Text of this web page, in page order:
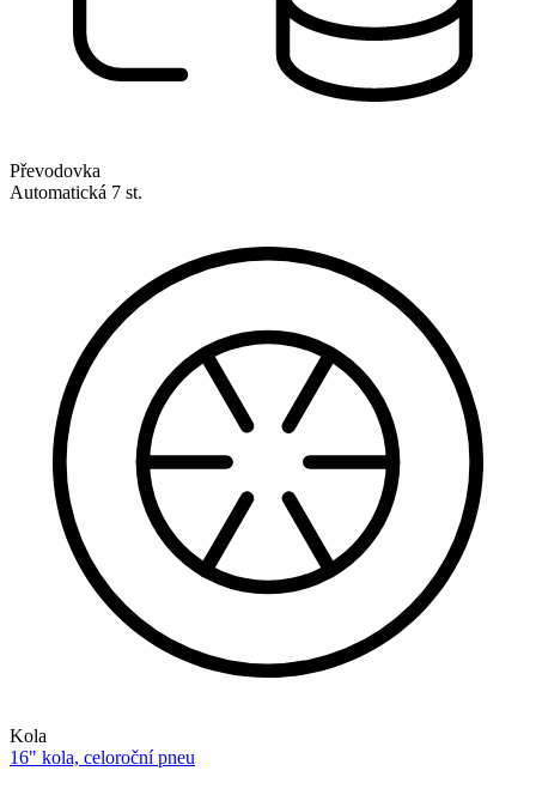
Převodovka
Automatická 7 st.
Kola
16" kola, celoroční pneu